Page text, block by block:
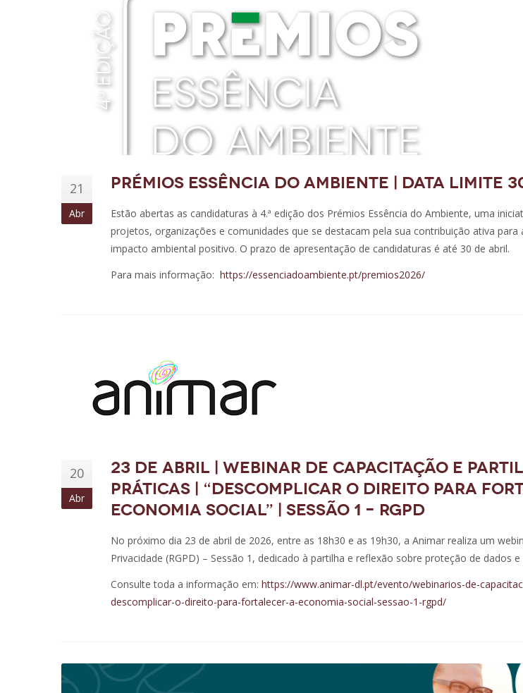
21
Abr
Prémios Essência do Ambiente | Data limite
Estão abertas as candidaturas à 4.ª edição dos Prémios Essência do Ambiente, uma
projetos, organizações e comunidades que se destacam pela sua contribuição ativa para
impacto ambiental positivo. O prazo de apresentação de candidaturas é até 30 de abril.
Para mais informação: https://essenciadoambiente.pt/premios2026/
20
Abr
23 de abril | Webinar de Capacitação e
práticas | “Descomplicar o Direito para
Economia Social” | Sessão 1 – RGPD
No próximo dia 23 de abril de 2026, entre as 18h30 e as 19h30, a Animar realiza um
Privacidade (RGPD) – Sessão 1, dedicado à partilha e reflexão sobre proteção de dados e
Consulte toda a informação em: https://www.animar-dl.pt/evento/webinarios-de-
descomplicar-o-direito-para-fortalecer-a-economia-social-sessao-1-rgpd/